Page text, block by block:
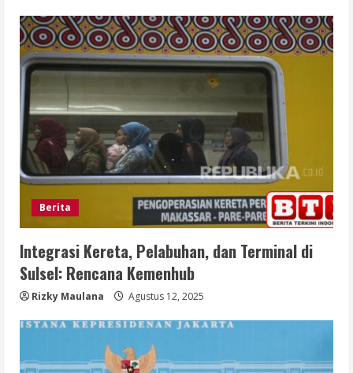
Berita
Integrasi Kereta, Pelabuhan, dan Terminal di
Sulsel: Rencana Kemenhub
Rizky Maulana Agustus 12, 2025